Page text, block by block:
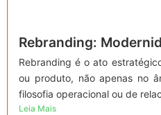
Rebranding:
Rebranding é o ato
ou produto, não apenas no
filosofia operacional ou de
Leia Mais